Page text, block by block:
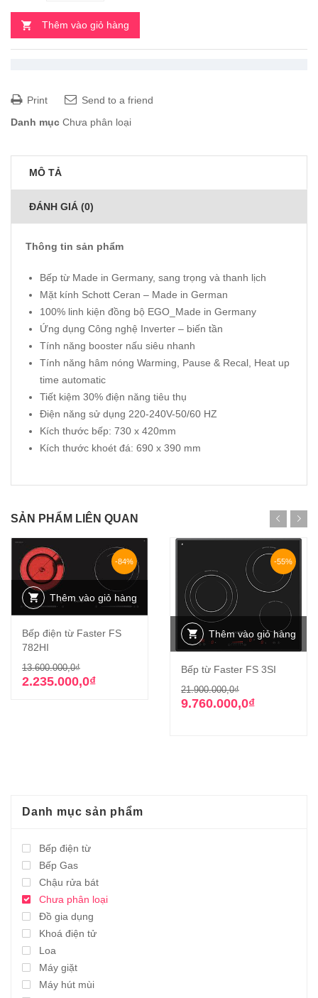
Thêm vào giỏ hàng
Print
Send to a friend
Danh mục Chưa phân loại
MÔ TẢ
ĐÁNH GIÁ (0)
Thông tin sản phẩm
Bếp từ Made in Germany, sang trọng và thanh lịch
Mặt kính Schott Ceran – Made in German
100% linh kiện đồng bộ EGO_Made in Germany
Ứng dụng Công nghệ Inverter – biến tần
Tính năng booster nấu siêu nhanh
Tính năng hâm nóng Warming, Pause & Recal, Heat up
time automatic
Tiết kiệm 30% điện năng tiêu thụ
Điện năng sử dụng 220-240V-50/60 HZ
Kích thước bếp: 730 x 420mm
Kích thước khoét đá: 690 x 390 mm
SẢN PHẨM LIÊN QUAN
-84%
Thêm vào giỏ hàng
Bếp điện từ Faster FS
782HI
13.600.000,0₫Giá
gốc
2.235.000,0₫
Giá
hiện
-55%
Thêm vào giỏ hàng
Bếp từ Faster FS 3SI
21.900.000,0₫Giá
gốc
9.760.000,0₫
Giá
hiện
Danh mục sản phẩm
Bếp điện từ
Bếp Gas
Chậu rửa bát
Chưa phân loại
Đồ gia dụng
Khoá điện tử
Loa
Máy giặt
Máy hút mùi